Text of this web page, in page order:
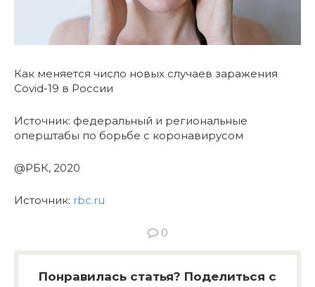
Как меняется число новых случаев заражения
Covid-19 в России
Источник: федеральный и региональные
оперштабы по борьбе с коронавирусом
@РБК, 2020
Источник: rbc.ru
0
Понравилась статья? Поделиться с